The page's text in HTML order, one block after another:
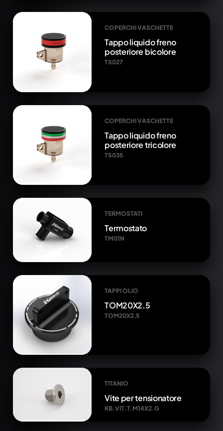
COPERCHI VASCHETTE
Tappo liquido freno
posteriore bicolore
TS027
COPERCHI VASCHETTE
Tappo liquido freno
posteriore tricolore
TS035
TERMOSTATI
Termostato
TM01N
TAPPI OLIO
TOM20X2.5
TOM20X2.5
TITANIO
Vite per tensionatore
KB.VIT.T.M14X2.G